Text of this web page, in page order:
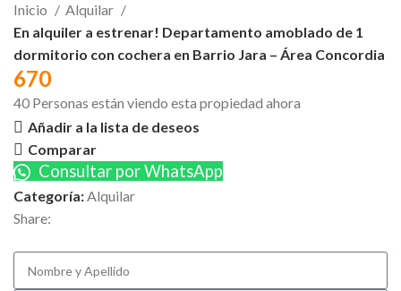
Inicio
Alquilar
En alquiler a estrenar! Departamento amoblado de 1
dormitorio con cochera en Barrio Jara – Área Concordia
670
40 Personas están viendo esta propiedad ahora
Añadir a la lista de deseos
Comparar
Consultar por WhatsApp
Categoría:Alquilar
Share: